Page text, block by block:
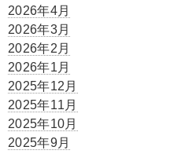
2026年4月
2026年3月
2026年2月
2026年1月
2025年12月
2025年11月
2025年10月
2025年9月